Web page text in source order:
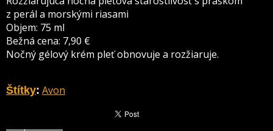
z perál a morskými riasami
Objem: 75 ml
Bežná cena: 7,90 €
Nočný gélový krém pleť obnovuje a rozžiaruje.
Štítky: Avon